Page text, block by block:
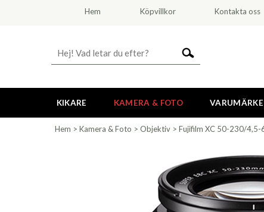
Hem Köpvillkor Kontakta oss
KIKARE KAMERA & FOTO VARUMÄRKE
Hem > Kamera & Foto > Objektiv > Fujifilm XC 50-230/4,5-